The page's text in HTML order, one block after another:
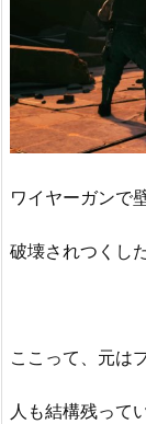
ワイヤーガンで
破壊されつくし
ここって、元は
人も結構残って